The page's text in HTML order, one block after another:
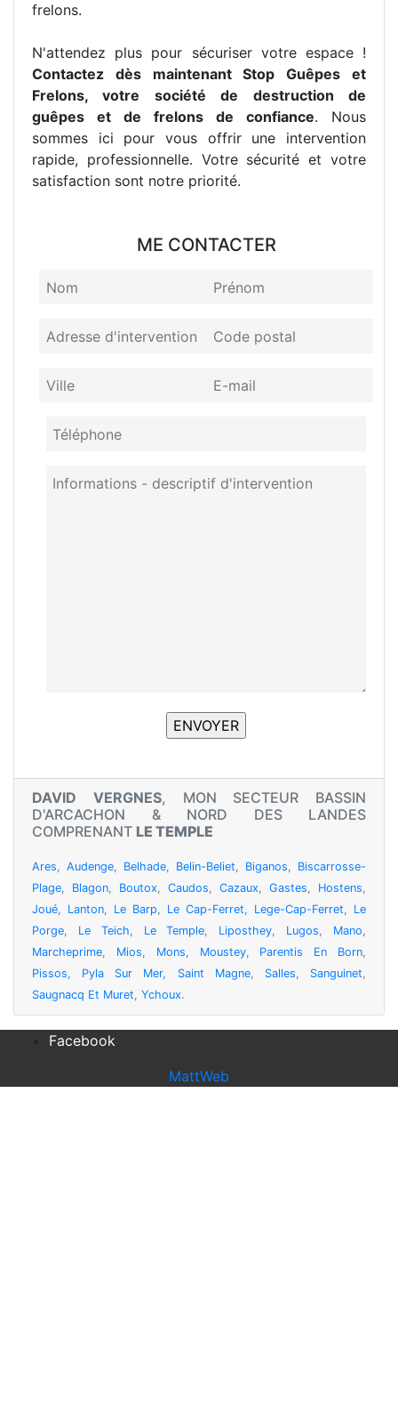
frelons.
N'attendez plus pour sécuriser votre espace !
Contactez dès maintenant Stop Guêpes et
Frelons, votre société de destruction de
guêpes et de frelons de confiance. Nous
sommes ici pour vous offrir une intervention
rapide, professionnelle. Votre sécurité et votre
satisfaction sont notre priorité.
ME CONTACTER
DAVID VERGNES, MON SECTEUR BASSIN
D'ARCACHON & NORD DES LANDES
COMPRENANT LE TEMPLE
Ares, Audenge, Belhade, Belin-Beliet, Biganos, Biscarrosse-
Plage, Blagon, Boutox, Caudos, Cazaux, Gastes, Hostens,
Joué, Lanton, Le Barp, Le Cap-Ferret, Lege-Cap-Ferret, Le
Porge, Le Teich, Le Temple, Liposthey, Lugos, Mano,
Marcheprime, Mios, Mons, Moustey, Parentis En Born,
Pissos, Pyla Sur Mer, Saint Magne, Salles, Sanguinet,
Saugnacq Et Muret, Ychoux.
Facebook
MattWeb